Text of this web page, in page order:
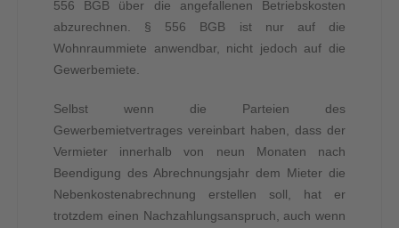
556 BGB über die angefallenen Betriebskosten
abzurechnen. § 556 BGB ist nur auf die
Wohnraummiete anwendbar, nicht jedoch auf die
Gewerbemiete.
Selbst wenn die Parteien des
Gewerbemietvertrages vereinbart haben, dass der
Vermieter innerhalb von neun Monaten nach
Beendigung des Abrechnungsjahr dem Mieter die
Nebenkostenabrechnung erstellen soll, hat er
trotzdem einen Nachzahlungsanspruch, auch wenn